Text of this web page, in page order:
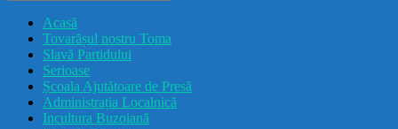
Acasă
Tovarășul nostru Toma
Slavă Partidului
Serioase
Școala Ajutătoare de Presă
Administrația Localnică
Incultura Buzoiană